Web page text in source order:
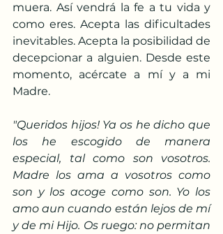
muera. Así vendrá la fe a tu vida y
como eres. Acepta las dificultades
inevitables. Acepta la posibilidad de
decepcionar a alguien. Desde este
momento, acércate a mí y a mi
Madre.
"Queridos hijos! Ya os he dicho que
los he escogido de manera
especial, tal como son vosotros.
Madre los ama a vosotros como
son y los acoge como son. Yo los
amo aun cuando están lejos de mí
y de mi Hijo. Os ruego: no permitan